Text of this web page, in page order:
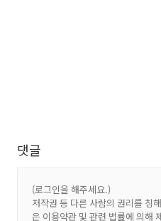
댓글